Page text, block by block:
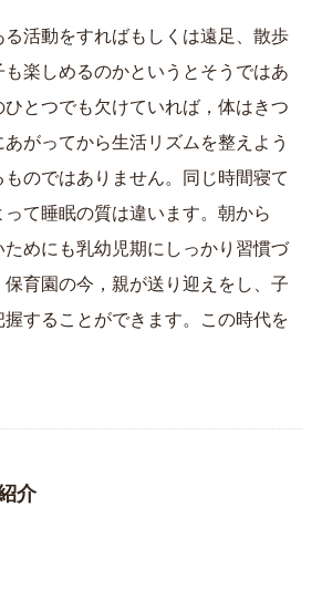
活動をすればもしくは遠足、散歩
楽しめるのかというとそうではあ
ひとつでも欠けていれば，体はきつ
がってから生活リズムを整えよう
のではありません。同じ時間寝て
て睡眠の質は違います。朝から
ためにも乳幼児期にしっかり習慣づ
育園の今，親が送り迎えをし、子
することができます。この時代を
介